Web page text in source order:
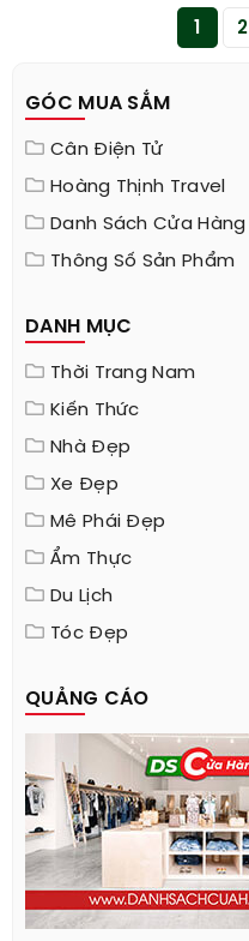
2
GÓC MUA SẮM
Cân Điện Tử
Hoàng Thịnh Travel
Danh Sách Cửa Hàng
Thông Số Sản Phẩm
DANH MỤC
Thời Trang Nam
Kiến Thức
Nhà Đẹp
Xe Đẹp
Mê Phái Đẹp
Ẩm Thực
Du Lịch
Tóc Đẹp
QUẢNG CÁO